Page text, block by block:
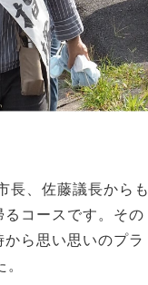
、佐藤議長からも
コースです。その
ら思い思いのプラ